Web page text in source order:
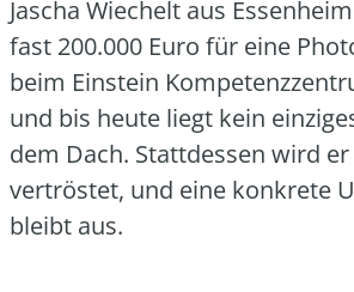
Jascha Wie­chelt aus
fast 200.000 Euro für eine
beim Ein­stein
und bis heu­te liegt kein
dem Dach. Statt­des­sen wird
ver­trös­tet, und eine kon­kre­te
bleibt aus.